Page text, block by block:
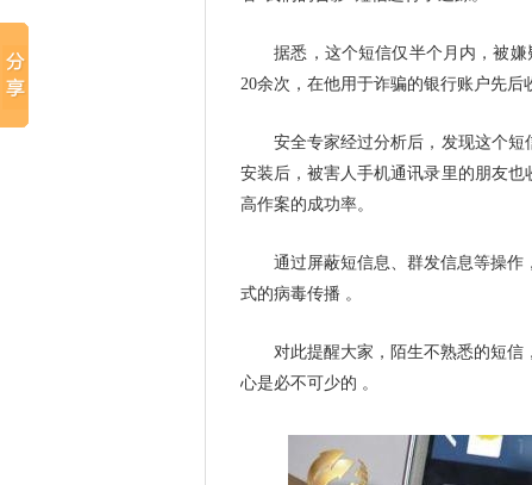
据悉，这个短信仅半个月内，被嫌
20余次，在他用于诈骗的银行账户先后
安全专家经过分析后，发现这个短
安装后，被害人手机通讯录里的朋友也
高作案的成功率。
通过屏蔽短信息、群发信息等操作
式的病毒传播 。
对此提醒大家，陌生不熟悉的短信
心是必不可少的 。